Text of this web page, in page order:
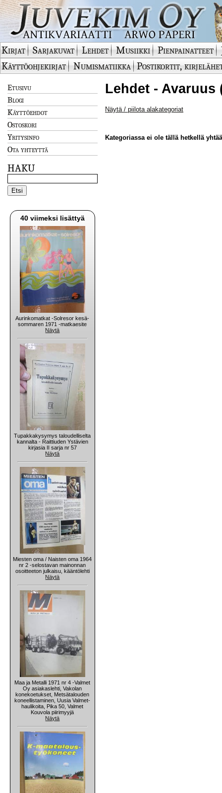
Kirjat Sarjakuvat Lehdet Musiikki Pienpainatteet
Käyttöohjekirjat
Numismatiikka Postikortit,
Etusivu
Blogi
Käyttöehdot
Ostoskori
Yritysinfo
Ota yhteyttä
HAKU
40 viimeksi lisättyä
Aurinkomatkat -Solresor kesä-
sommaren 1971 -matkaesite
Näytä
Tupakkakysymys taloudelliselta
kannalta - Raittiuden Ystävien
kirjasia II sarja nr 57
Näytä
Miesten oma / Naisten oma 1964
nr 2 -selostavan mainonnan
osoitteeton julkaisu, kääntölehti
Näytä
Maa ja Metalli 1971 nr 4 -Valmet
Oy asiakaslehti, Vakolan
konekoetukset, Metsätalouden
koneellistaminen, Uusia Valmet-
haulikoita, Pika 50, Valmet
Kouvola piirimyyjä
Näytä
Lehdet - Avaruus
Näytä / piilota alakategoriat
Kategoriassa ei ole tällä hetkellä